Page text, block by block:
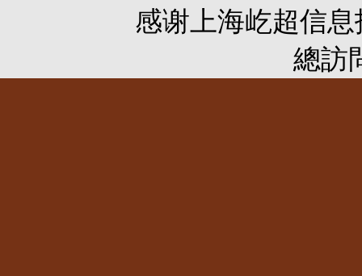
感谢 上海屹超信
總訪